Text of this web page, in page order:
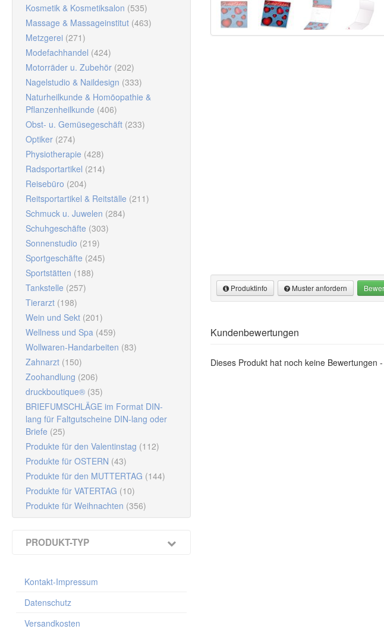
Kosmetik & Kosmetiksalon (535)
Massage & Massageinstitut (463)
Metzgerei (271)
Modefachhandel (424)
Motorräder u. Zubehör (202)
Nagelstudio & Naildesign (333)
Naturheilkunde & Homöopathie &
Pflanzenheilkunde (406)
Obst- u. Gemüsegeschäft (233)
Optiker (274)
Physiotherapie (428)
Radsportartikel (214)
Reisebüro (204)
Reitsportartikel & Reitställe (211)
Schmuck u. Juwelen (284)
Schuhgeschäfte (303)
Sonnenstudio (219)
Sportgeschäfte (245)
Sportstätten (188)
Tankstelle (257)
Tierarzt (198)
Wein und Sekt (201)
Wellness und Spa (459)
Wollwaren-Handarbeiten (83)
Zahnarzt (150)
Zoohandlung (206)
druckboutique® (35)
BRIEFUMSCHLÄGE im Format DIN-
lang für Faltgutscheine DIN-lang oder
Briefe (25)
Produkte für den Valentinstag (112)
Produkte für OSTERN (43)
Produkte für den MUTTERTAG (144)
Produkte für VATERTAG (10)
Produkte für Weihnachten (356)
PRODUKT-TYP
Riesen-Faltherz Gutscheine
Kuverts für Multicolor-Gutscheine 190 x
Kofferanhänger
Kontakt-Impressum
Datenschutz
Versandkosten
Produktinfo Muster anfordern
Kundenbewertungen
Dieses Produkt hat noch keine Bewertungen -